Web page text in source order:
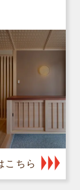
こちら